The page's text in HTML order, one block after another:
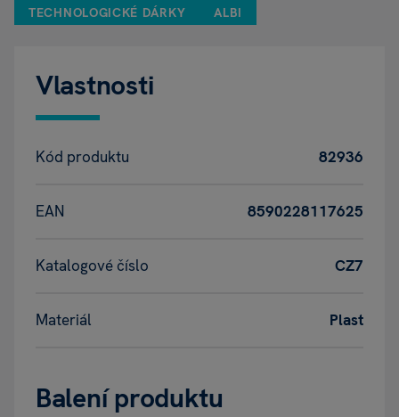
TECHNOLOGICKÉ DÁRKY ALBI
Vlastnosti
Kód produktu 82936
EAN 8590228117625
Katalogové číslo CZ7
Materiál Plast
Balení produktu